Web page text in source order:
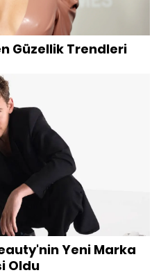
Güzellik Trendleri
Yeni Marka
Oldu